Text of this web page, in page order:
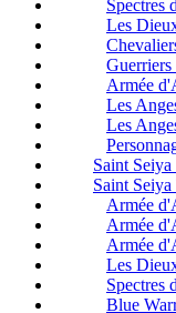
Spectres
Les
Armée
Les
Les
Saint
Saint
Armée
Armée
Armée
Les
Spectres
Blue